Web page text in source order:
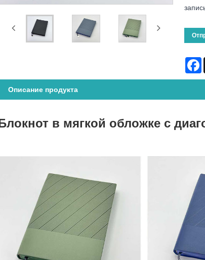
Описание продукта
в мягкой обложке с